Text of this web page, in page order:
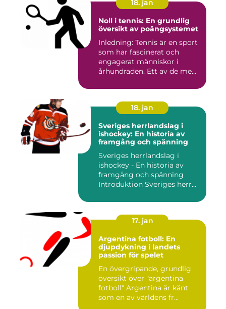
18. jan
Noll i tennis: En grundlig
översikt av poängsystemet
Inledning: Tennis är en sport
som har fascinerat och
engagerat människor i
århundraden. Ett av de me...
18. jan
Sveriges herrlandslag i
ishockey: En historia av
framgång och spänning
Sveriges herrlandslag i
ishockey - En historia av
framgång och spänning
Introduktion Sveriges herr...
17. jan
Argentina fotboll: En
djupdykning i landets
passion för spelet
En övergripande, grundlig
översikt över "argentina
fotboll" Argentina är känt
som en av världens fr...